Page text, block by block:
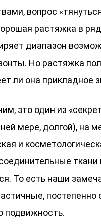
вопрос
растяжка в
диапазон
Но растяжка
ли она прикладное
это один из
мере, долгой), на
и
То есть наши
подвижность.